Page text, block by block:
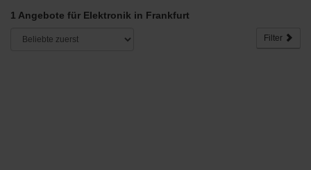
1 Angebote für Elektronik in Frankfurt
Filter